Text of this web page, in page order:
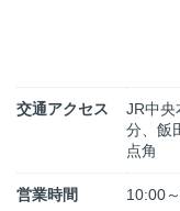
交通アクセス
JR中央
分、飯
点角
営業時間 10:00